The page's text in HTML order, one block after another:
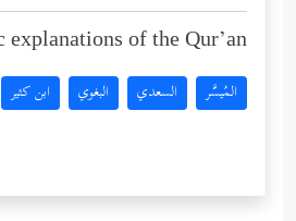
of the Qur’an:
المُيسَّر السعدي البغوي ابن كثير